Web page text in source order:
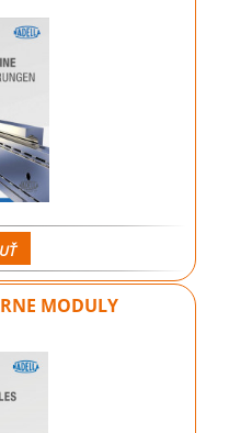
MODULY